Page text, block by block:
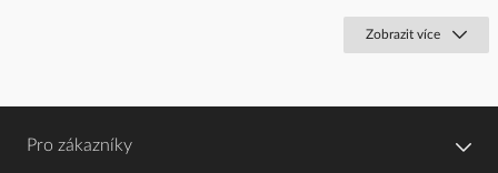
Zobrazit více
Pro zákazníky